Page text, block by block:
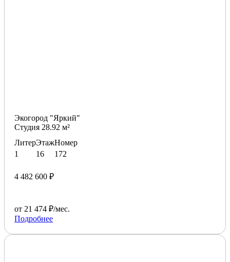
Экогород "Яркий"
Студия 28.92 м²
Литер
1
Этаж
16
Номер
172
4 482 600 ₽
от 21 474 ₽/мес.
Подробнее